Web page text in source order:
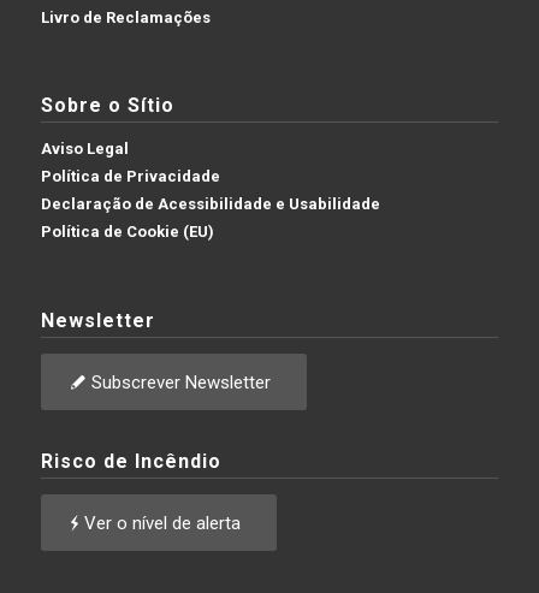
Livro de Reclamações
Sobre o Sítio
Aviso Legal
Política de Privacidade
Declaração de Acessibilidade e Usabilidade
Política de Cookie (EU)
Newsletter
Subscrever Newsletter
Risco de Incêndio
Ver o nível de alerta